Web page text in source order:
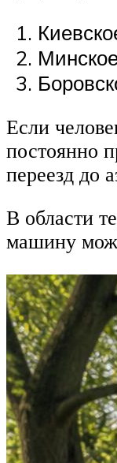
Если
постоянно
переезд до
В области
машину